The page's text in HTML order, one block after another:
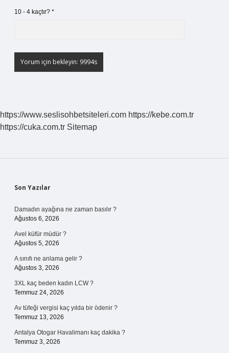
10 - 4 kaçtır? *
https://www.seslisohbetsiteleri.com https://kebe.com.tr
https://cuka.com.tr Sitemap
Sidebar
Son Yazılar
Damadın ayağına ne zaman basılır ?
Ağustos 6, 2026
Avel küfür müdür ?
Ağustos 5, 2026
A sınıfı ne anlama gelir ?
Ağustos 3, 2026
3XL kaç beden kadın LCW ?
Temmuz 24, 2026
Av tüfeği vergisi kaç yılda bir ödenir ?
Temmuz 13, 2026
Antalya Otogar Havalimanı kaç dakika ?
Temmuz 3, 2026